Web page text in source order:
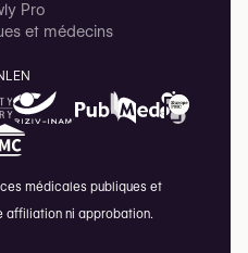
Pro
et médecins
EN
médicales publiques et
affiliation ni approbation.